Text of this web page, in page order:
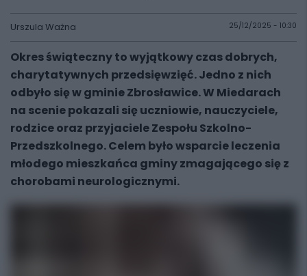
Urszula Ważna 25/12/2025 - 10:30
Okres świąteczny to wyjątkowy czas dobrych,
charytatywnych przedsięwzięć. Jedno z nich
odbyło się w gminie Zbrosławice. W Miedarach
na scenie pokazali się uczniowie, nauczyciele,
rodzice oraz przyjaciele Zespołu Szkolno-
Przedszkolnego. Celem było wsparcie leczenia
młodego mieszkańca gminy zmagającego się z
chorobami neurologicznymi.